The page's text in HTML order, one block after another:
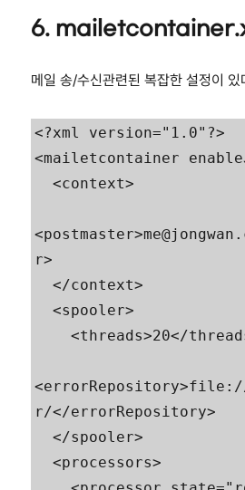
6.
메일 송/수신관련된 복잡한 설정이 있
<?xml version="1.0"?>
<mailetcontainer
  <context>
r>
  </context>
  <spooler>
    <threads>20</threads>
r/</errorRepository>
  </spooler>
  <processors>